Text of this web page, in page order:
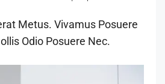
Metus. Vivamus Posuere
Odio Posuere Nec.